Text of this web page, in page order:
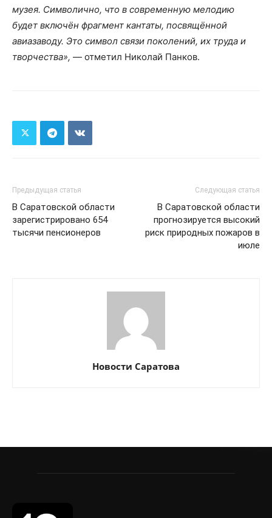
музея. Символично, что в современную мелодию
будет включён фрагмент кантаты, посвящённой
авиазаводу. Это символ связи поколений, их труда и
творчества», — отметил Николай Панков.
Предыдущая статья
В Саратовской области
зарегистрировано 654
тысячи пенсионеров
Следующая статья
В Саратовской области
прогнозируется высокий
риск природных пожаров в
июле
Новости Саратова